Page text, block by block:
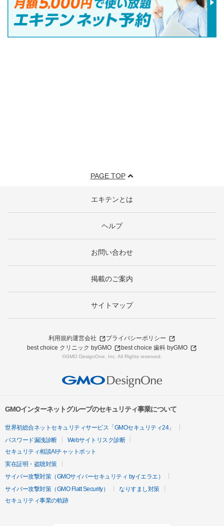
PAGE TOP
エキテンとは
ヘルプ
お問い合わせ
掲載のご案内
サイトマップ
利用規約運営会社
プライバシーポリシー
best choice クリニック byGMO
best choice 歯科 byGMO
©GMO DesignOne, Inc. All Rights reserved.
GMOインターネットグループのセキュリティ事業について
世界初総合ネットセキュリティサービス「GMOセキュリティ24」
パスワード漏洩診断
Webサイトリスク診断
セキュリティ相談AIチャットボット
実在証明・盗聴対策
サイバー攻撃対策（GMOサイバーセキュリティ byイエラエ）
サイバー攻撃対策（GMO Flatt Security）
なりすまし対策
セキュリティ事業の軌跡